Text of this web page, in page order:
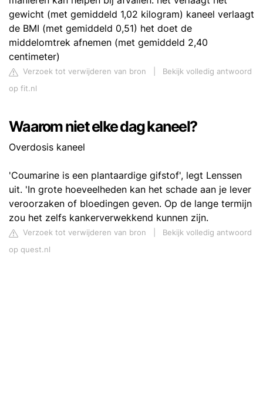
gewicht (met gemiddeld 1,02 kilogram) kaneel verlaagt
de BMI (met gemiddeld 0,51) het doet de
middelomtrek afnemen (met gemiddeld 2,40
centimeter)
Verzoek tot verwijderen van bron
Bekijk volledig antwoord
op fit.nl
Waarom niet elke dag kaneel?
Overdosis kaneel
'Coumarine is een plantaardige gifstof', legt Lenssen
uit. 'In grote hoeveelheden kan het schade aan je lever
veroorzaken of bloedingen geven. Op de lange termijn
zou het zelfs kankerverwekkend kunnen zijn.
Verzoek tot verwijderen van bron
Bekijk volledig antwoord
op quest.nl